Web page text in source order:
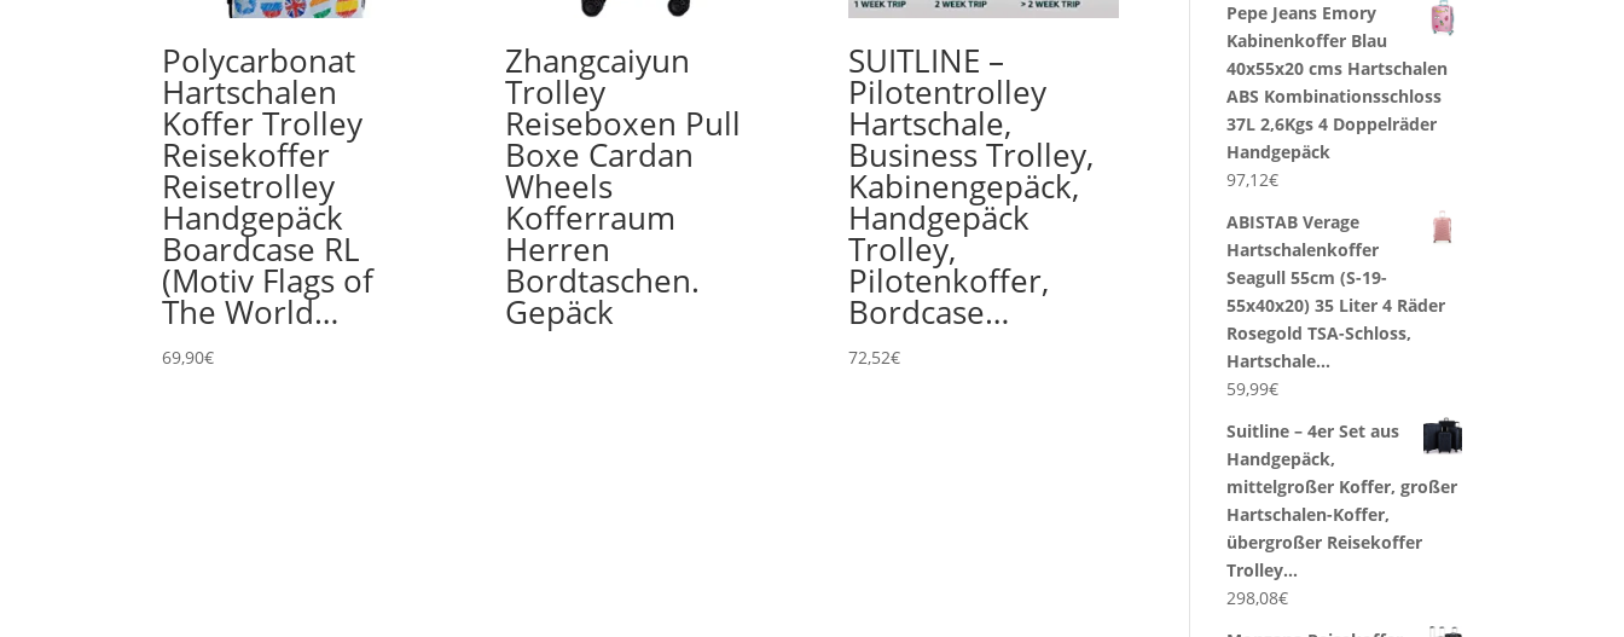
Polycarbonat
Hartschalen
Koffer Trolley
Reisekoffer
Reisetrolley
Handgepäck
Boardcase RL
(Motiv Flags of
The World…
69,90€
Zhangcaiyun
Trolley
Reiseboxen Pull
Boxe Cardan
Wheels
Kofferraum
Herren
Bordtaschen.
Gepäck
SUITLINE –
Pilotentrolley
Hartschale,
Business Trolley,
Kabinengepäck,
Handgepäck
Trolley,
Pilotenkoffer,
Bordcase…
72,52€
Pepe Jeans Emory
Kabinenkoffer Blau
40x55x20 cms Hartschalen
ABS Kombinationsschloss
37L 2,6Kgs 4 Doppelräder
Handgepäck
97,12€
ABISTAB Verage
Hartschalenkoffer
Seagull 55cm (S-19-
55x40x20) 35 Liter 4 Räder
Rosegold TSA-Schloss,
Hartschale…
59,99€
Suitline – 4er Set aus
Handgepäck,
mittelgroßer Koffer, großer
Hartschalen-Koffer,
übergroßer Reisekoffer
Trolley…
298,08€